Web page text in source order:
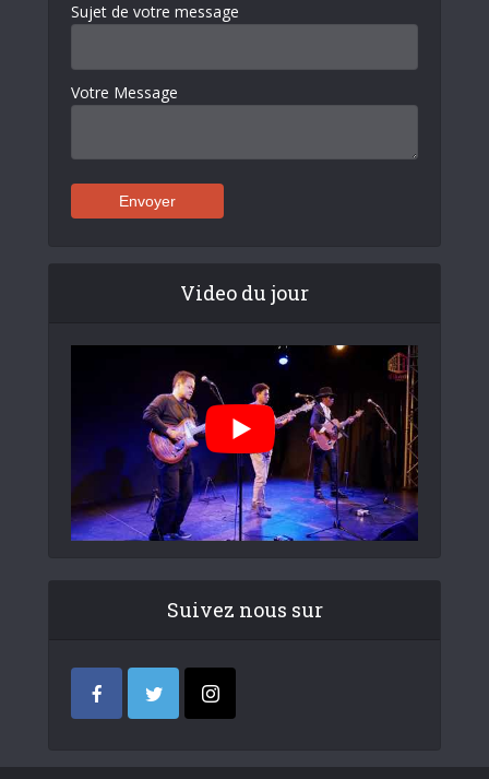
Sujet de votre message
Votre Message
Video du jour
Suivez nous sur